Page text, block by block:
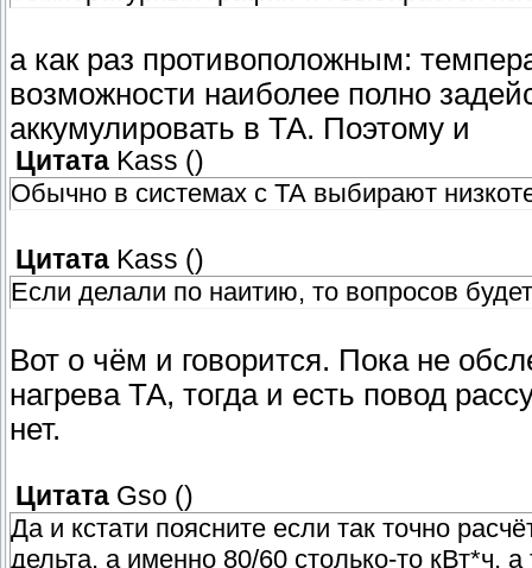
а как раз противоположным:
возможности наиболее полно
аккумулировать в ТА. Поэтому и
Цитата Kass ()
Обычно в системах с ТА выбирают
Цитата Kass ()
Если делали по наитию, то вопросов
Вот о чём и говорится. Пока не
нагрева ТА, тогда и есть повод
нет.
Цитата Gso ()
Да и кстати поясните если так точно
дельта, а именно 80/60 столько-то кВт*ч,